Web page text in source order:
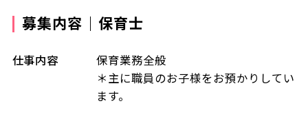
募集内容｜保育士
仕事内容
保育業務全般
＊主に職員のお子様をお預かりしてい
ます。